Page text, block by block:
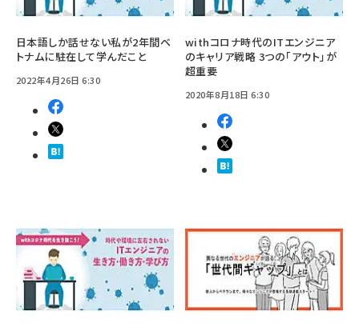
日本語しか話せない私が2年間ベ
トナムに駐在して学んだこと
2022年4月26日 6:30
withコロナ時代のITエンジニア
のキャリア戦略 3つの「アウト」が
超重要
2020年8月18日 6:30